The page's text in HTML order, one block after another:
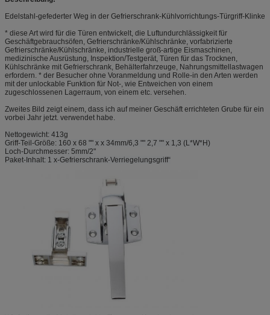
Edelstahl-gefederter Weg in der Gefrierschrank-Kühlvorrichtungs-Türgriff-Klinke
* diese Art wird für die Türen entwickelt, die Luftundurchlässigkeit für
Geschäftgebrauchsöfen, Gefrierschränke/Kühlschränke, vorfabrizierte
Gefrierschränke/Kühlschränke, industrielle groß-artige Eismaschinen,
medizinische Ausrüstung, Inspektion/Testgerät, Türen für das Trocknen,
Kühlschränke mit Gefrierschrank, Behälterfahrzeuge, Nahrungsmittellastwagen
erfordern. * der Besucher ohne Voranmeldung und Rolle-in den Arten werden
mit der unlockable Funktion für Not-, wie Entweichen von einem
zugeschlossenen Lagerraum, von einem etc. versehen.
Zweites Bild zeigt einem, dass ich auf meiner Geschäft errichteten Grube für ein
vorbei Jahr jetzt. verwendet habe.
Nettogewicht: 413g
Griff-Teil-Größe: 160 x 68 "" x x 34mm/6,3 "" 2,7 "" x 1,3 (L*W*H)
Loch-Durchmesser: 5mm/2"
Paket-Inhalt: 1 x-Gefrierschrank-Verriegelungsgriff“